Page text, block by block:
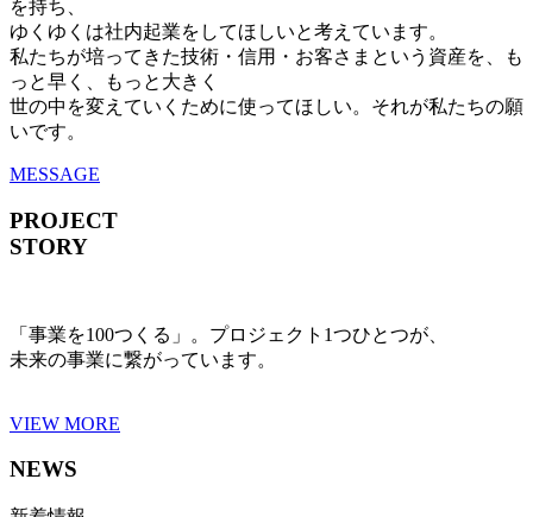
を持ち、
ゆくゆくは社内起業をしてほしいと考えています。
私たちが培ってきた技術・信用・お客さまという資産を、も
っと早く、もっと大きく
世の中を変えていくために使ってほしい。それが私たちの願
いです。
MESSAGE
PROJECT
STORY
「事業を100つくる」。プロジェクト1つひとつが、
未来の事業に繋がっています。
VIEW MORE
NEWS